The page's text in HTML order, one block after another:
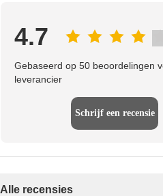
4.7
Gebaseerd op 50 beoordelingen
leverancier
Schrijf een recensie
Alle recensies